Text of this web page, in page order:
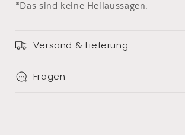
*Das sind keine Heilaussagen.
Versand & Lieferung
Fragen